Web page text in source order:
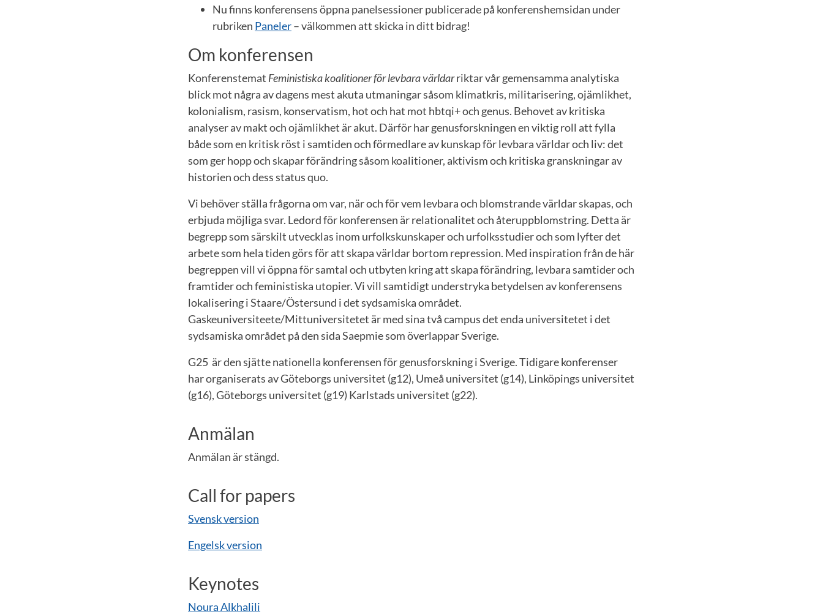
Nu finns konferensens öppna panelsessioner publicerade på konferenshemsidan under
rubriken Paneler– välkommen att skicka in ditt bidrag!
Om konferensen
Konferenstemat Feministiska koalitioner för levbara världarriktar vår gemensamma analytiska
blick mot några av dagens mest akuta utmaningar såsom klimatkris, militarisering, ojämlikhet,
kolonialism, rasism, konservatism, hot och hat mot hbtqi+ och genus. Behovet av kritiska
analyser av makt och ojämlikhet är akut. Därför har genusforskningen en viktig roll att fylla
både som en kritisk röst i samtiden och förmedlare av kunskap för levbara världar och liv: det
som ger hopp och skapar förändring såsom koalitioner, aktivism och kritiska granskningar av
historien och dess status quo.
Vi behöver ställa frågorna om var, när och för vem levbara och blomstrande världar skapas, och
erbjuda möjliga svar. Ledord för konferensen är relationalitet och återuppblomstring. Detta är
begrepp som särskilt utvecklas inom urfolkskunskaper och urfolksstudier och som lyfter det
arbete som hela tiden görs för att skapa världar bortom repression. Med inspiration från de här
begreppen vill vi öppna för samtal och utbyten kring att skapa förändring, levbara samtider och
framtider och feministiska utopier. Vi vill samtidigt understryka betydelsen av konferensens
lokalisering i Staare/Östersund i det sydsamiska området.
Gaskeuniversiteete/Mittuniversitetet är med sina två campus det enda universitetet i det
sydsamiska området på den sida Saepmie som överlappar Sverige.
G25 är den sjätte nationella konferensen för genusforskning i Sverige. Tidigare konferenser
har organiserats av Göteborgs universitet (g12), Umeå universitet (g14), Linköpings universitet
(g16), Göteborgs universitet (g19) Karlstads universitet (g22).
Anmälan
Anmälan är stängd.
Call for papers
Svensk version
Engelsk version
Keynotes
Noura Alkhalili